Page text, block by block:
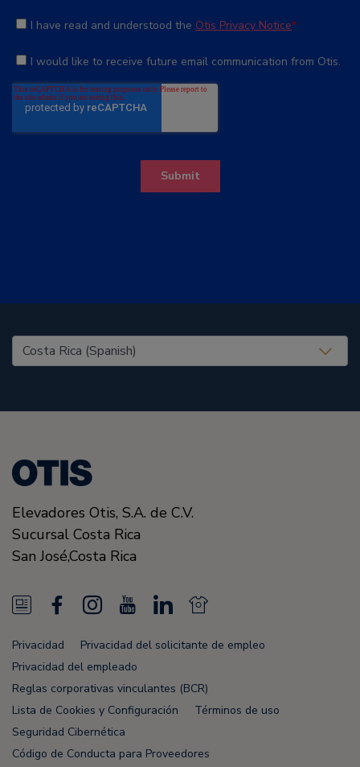
United States (EN)
Elevadores Otis, S.A. de C.V.
Sucursal Costa Rica
San José,Costa Rica
N
e
w
s
F
e
c
e
b
o
I
n
s
t
a
g
o
T
u
b
L
k
e
d
N
e
F
e
Privacidad
Privacidad del solicitante de empleo
Privacidad del empleado
Reglas corporativas vinculantes (BCR)
Lista de Cookies y Configuración
Términos de uso
Seguridad Cibernética
Código de Conducta para Proveedores